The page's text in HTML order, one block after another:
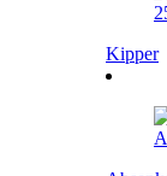
Kipper